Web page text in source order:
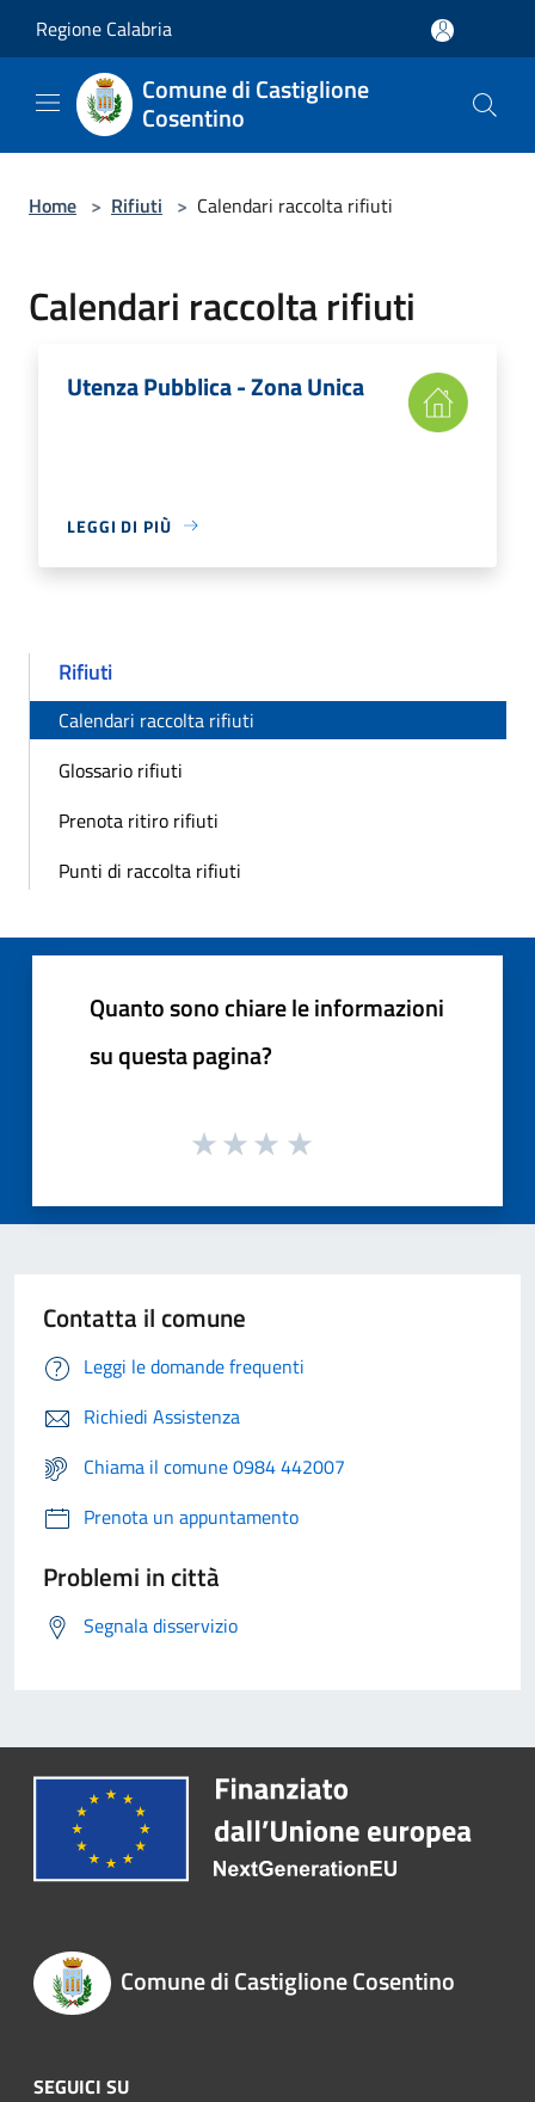
Regione Calabria
Comune di Castiglione
Cosentino
Home > Rifiuti > Calendari raccolta rifiuti
Calendari raccolta rifiuti
Utenza Pubblica - Zona Unica
LEGGI DI PIÙ
Rifiuti
Calendari raccolta rifiuti
Glossario rifiuti
Prenota ritiro rifiuti
Punti di raccolta rifiuti
Quanto sono chiare le informazioni
su questa pagina?
Contatta il comune
Leggi le domande frequenti
Richiedi Assistenza
Chiama il comune 0984 442007
Prenota un appuntamento
Problemi in città
Segnala disservizio
Comune di Castiglione Cosentino
SEGUICI SU